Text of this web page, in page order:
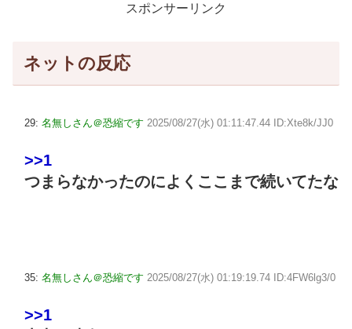
スポンサーリンク
ネットの反応
29: 名無しさん＠恐縮です 2025/08/27(水) 01:11:47.44 ID:Xte8k/JJ0
>>1
つまらなかったのによくここまで続いてたな
35: 名無しさん＠恐縮です 2025/08/27(水) 01:19:19.74 ID:4FW6lg3/0
>>1